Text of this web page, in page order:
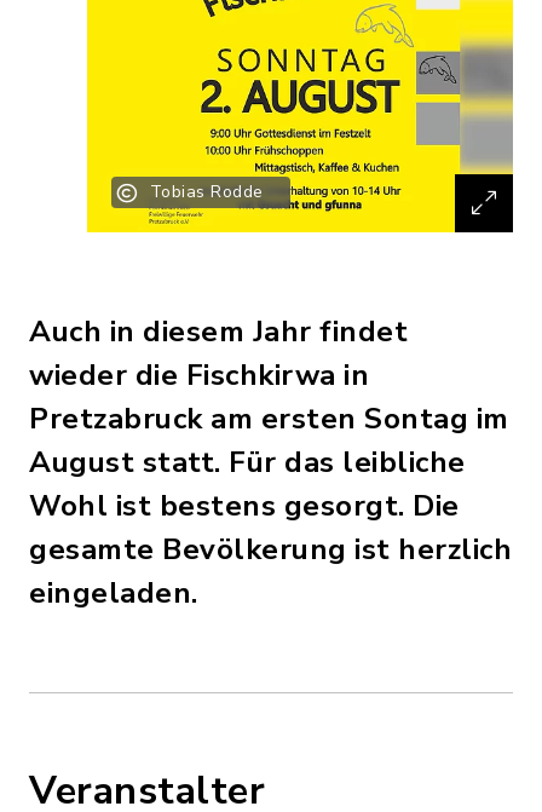
Tobias Rodde
Auch in diesem Jahr findet
wieder die Fischkirwa in
Pretzabruck am ersten Sontag im
August statt. Für das leibliche
Wohl ist bestens gesorgt. Die
gesamte Bevölkerung ist herzlich
eingeladen.
Veranstalter